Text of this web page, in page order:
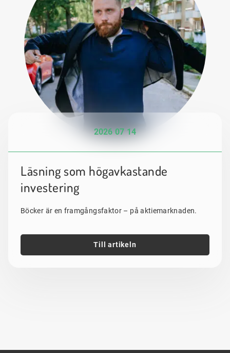
2026 07 14
Läsning som högavkastande
investering
Böcker är en framgångsfaktor – på aktiemarknaden.
Till artikeln